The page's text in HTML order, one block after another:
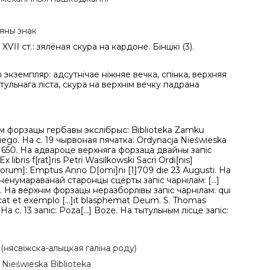
знак
ст.: зялёная скура на кардоне. Бінцікі (3).
адсутнічае ніжняе вечка, спінка, верхняя
ліста, скура на верхнім вечку падрана
форзацы гербавы экслібрыс: Biblioteka Zamku
На с. 19 чырвоная пячатка: Ordynacja Nieświeska
На адвароце верхняга форзаца двайны запіс
libris f[rat]ris Petri Wasilkowski Sacri Ordi[nis]
Emptus Anno D[omi]ni [1]709 die 23 Augusti. На
старонцы сцёрты запіс чарнілам: [...]
На верхнім форзацы неразборлівы запіс чарнілам: qui
et exemplo [...]it blasphemat Deum. S. Thomas
с. 13 запіс: Poza[...] Boze. На тытульным лісце запіс:
алыцкая галіна роду)
Biblioteka